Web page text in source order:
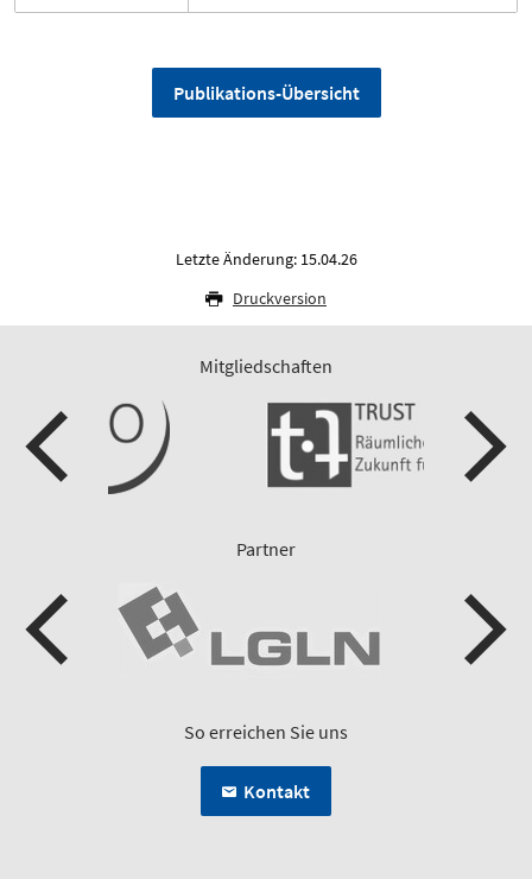
Publikations-Übersicht
Letzte Änderung: 15.04.26
Druckversion
Mitgliedschaften
Partner
So erreichen Sie uns
Kontakt